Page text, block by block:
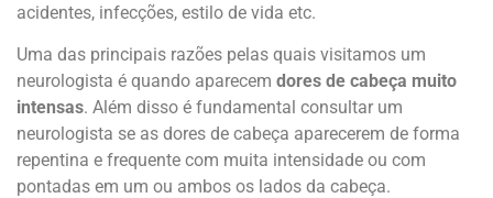
acidentes, infecções, estilo de vida etc.
Uma das principais razões pelas quais visitamos um
neurologista é quando aparecem dores de cabeça muito
intensas. Além disso é fundamental consultar um
neurologista se as dores de cabeça aparecerem de forma
repentina e frequente com muita intensidade ou com
pontadas em um ou ambos os lados da cabeça.